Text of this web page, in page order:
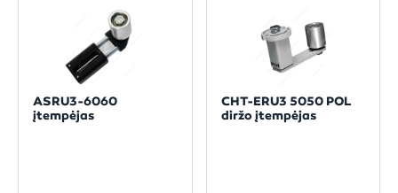
ASRU3-6060
įtempėjas
CHT-ERU3 5050 POL
diržo įtempėjas